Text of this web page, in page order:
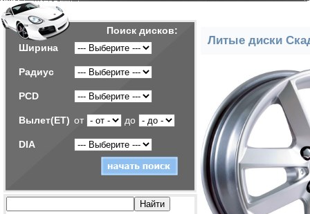
Поиск дисков:
Ширина
Радиус
PCD
Вылет(ET) от до
DIA
Литые диски